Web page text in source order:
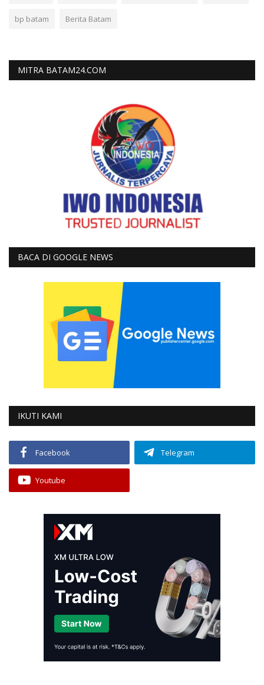
bp batam Berita Batam
MITRA BATAM24.COM
BACA DI GOOGLE NEWS
IKUTI KAMI
Facebook Telegram
Youtube